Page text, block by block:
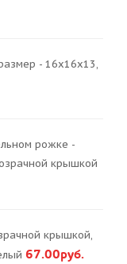
- 16х16х13,
рожке -
крышкой
крышкой,
67.00руб.